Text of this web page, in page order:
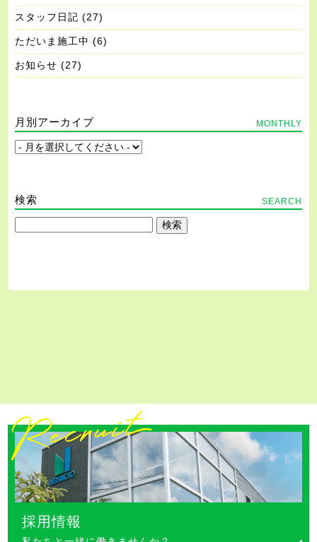
スタッフ日記 (27)
ただいま施工中 (6)
お知らせ (27)
月別アーカイブ MONTHLY
検索 SEARCH
採用情報